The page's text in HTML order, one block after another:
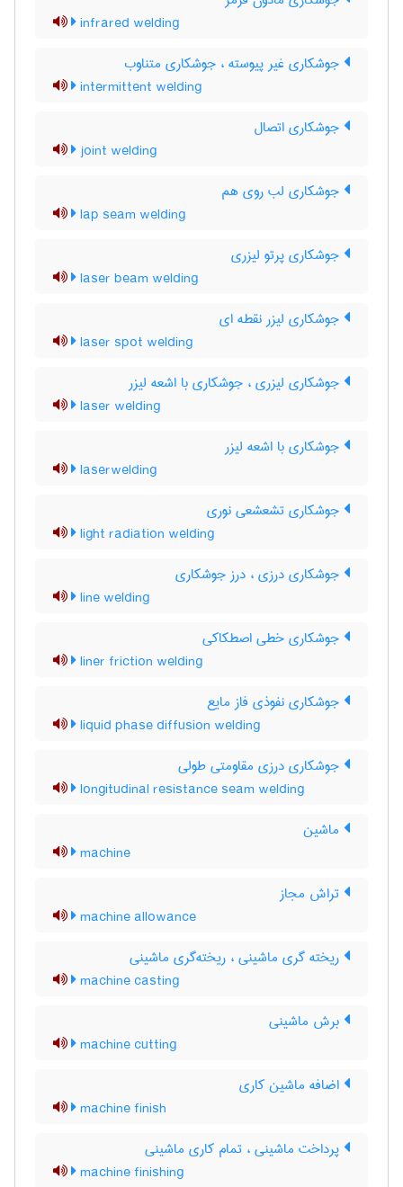
infrared welding
جوشکاری غیر پیوسته ، جوشکاری متناوب
intermittent welding
جوشکاری اتصال
joint welding
جوشکاری لب روی هم
lap seam welding
جوشکاری پرتو لیزری
laser beam welding
جوشکاری لیزر نقطه ای
laser spot welding
جوشکاری لیزری ، جوشکاری با اشعه لیزر
laser welding
جوشکاری با اشعه لیزر
laserwelding
جوشکاری تشعشعی نوری
light radiation welding
جوشکاری درزی ، درز جوشکاری
line welding
جوشکاری خطی اصطکاکی
liner friction welding
جوشکاری نفوذی فاز مایع
liquid phase diffusion welding
جوشکاری درزی مقاومتی طولی
longitudinal resistance seam welding
ماشین
machine
تراش مجاز
machine allowance
ریخته گری ماشینی ، ریخته‌گری ماشینی
machine casting
برش ماشینی
machine cutting
اضافه ماشین کاری
machine finish
پرداخت ماشینی ، تمام کاری ماشینی
machine finishing